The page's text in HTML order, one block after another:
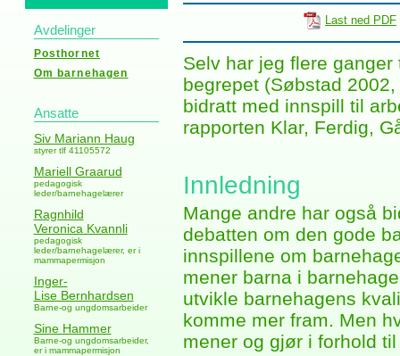
Avdelinger
Posthornet
Om barnehagen
Ansatte
Siv Mariann Haug
styrer tlf 41105572
Mariell Graarud
pedagogisk
leder/barnehagelærer
Ragnhild
Veronica Kvannli
pedagogisk
leder/barnehagelærer, er i
mammapermisjon
Inger-
Lise Bernhardsen
Barne-og ungdomsarbeider
Sine Hammer
Barne-og ungdomsarbeider,
er i mammapermisjon
Last ned PDF
Selv har jeg flere
begrepet (Søbstad
bidratt med innspill til
rapporten Klar, Ferdig,
Innledning
Mange andre har også
debatten om den gode
innspillene om
mener barna i
utvikle barnehagens
komme mer fram. Men
mener og gjør i forhold